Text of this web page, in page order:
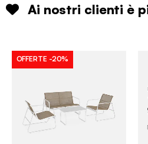
Ai nostri clienti è
OFFERTE -20%